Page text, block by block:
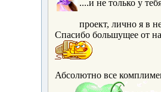
....и не только у
проект, лично я в
Спасибо большущее от
Абсолютно все